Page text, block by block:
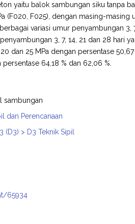
yaitu balok sambungan siku tanpa
(F020, F025), dengan masing-masing
variasi umur penyambungan 3,
3, 7, 14, 21 dan 28 hari
dan 25 MPa dengan persentase
64,18 % dan 62,06 %.
sambungan
dan Perencanaan
(D3) > D3 Teknik Sipil
65934